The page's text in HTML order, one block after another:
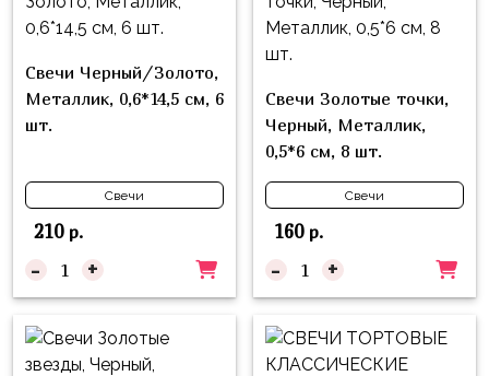
Свечи Черный/Золото,
Металлик, 0,6*14,5 см, 6
шт.
Свечи
210р.
- +
Свечи Золотые точки,
Черный, Металлик,
0,5*6 см, 8 шт.
Свечи
160р.
- +
шаров
Шары
с
Большие
шары
фигуры
Коробка-
сюрприз
Губка
Лунтик
Черепашки-
ниндзя
Фиксики
Динозавры